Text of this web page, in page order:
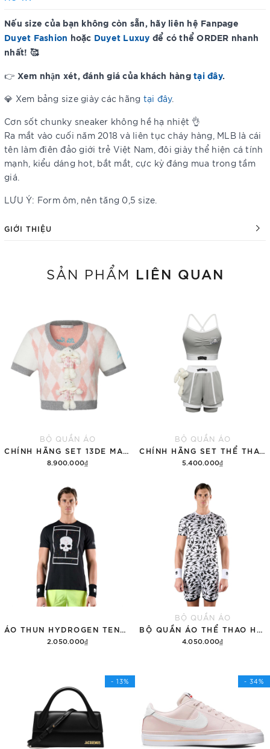
Nếu size của bạn không còn sẵn, hãy liên hệ Fanpage
Duyet Fashion hoặc Duyet Luxuy để có thể ORDER nhanh
nhất! 🥰
👉 Xem nhận xét, đánh giá của khách hàng tại đây.
💎 Xem bảng size giày các hãng tại đây.
Cơn sốt chunky sneaker không hề hạ nhiệt 👌
Ra mắt vào cuối năm 2018 và liên tục cháy hàng, MLB là cái
tên làm điên đảo giới trẻ Việt Nam, đôi giày thể hiện cá tính
mạnh, kiểu dáng hot, bắt mắt, cực kỳ đáng mua trong tầm
giá.
LƯU Ý: Form ôm, nên tăng 0,5 size.
GIỚI THIỆU
SẢN PHẨM LIÊN QUAN
BỘ QUẦN ÁO
8.900.000₫
BỘ QUẦN ÁO
5.400.000₫
Thêm vào giỏ hàng
2.050.000₫
BỘ QUẦN ÁO
4.050.000₫
- 13% - 34%